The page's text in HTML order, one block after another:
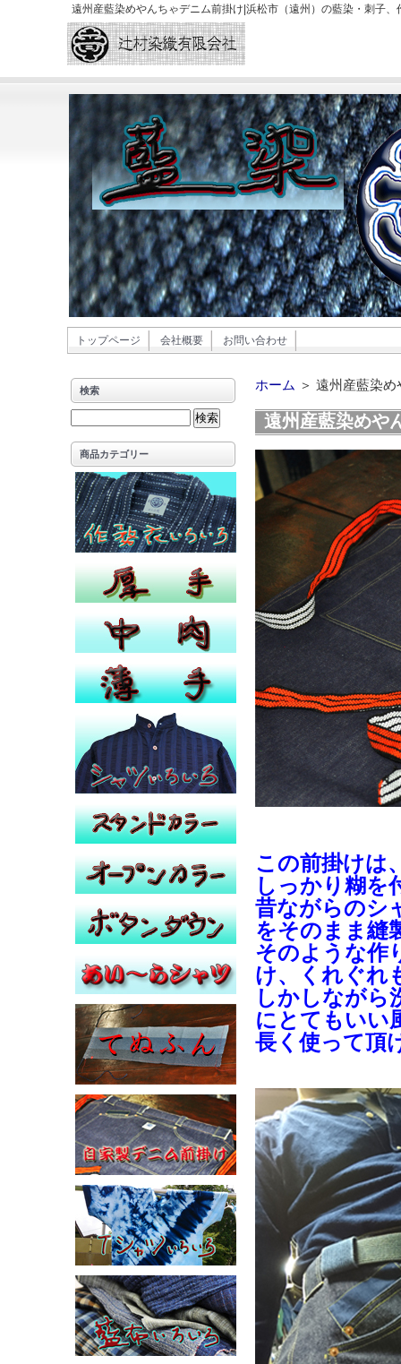
遠州産藍染めやんちゃデニム前掛け|浜松市（遠州）の藍染・刺子
トップページ 会社概要 お問い合わせ
ホーム ＞ 遠州産藍染
遠州産藍染めや
この前掛けは
しっかり糊を
昔ながらのシ
をそのまま縫
そのような作
け、くれぐれ
しかしながら
にとてもいい
長く使って頂
検索
商品カテゴリー